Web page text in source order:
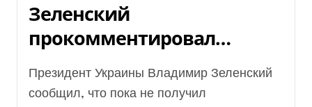
Зеленский
прокомментировал
предложения США по
Донбассу
Президент Украины Владимир Зеленский
сообщил, что пока не получил